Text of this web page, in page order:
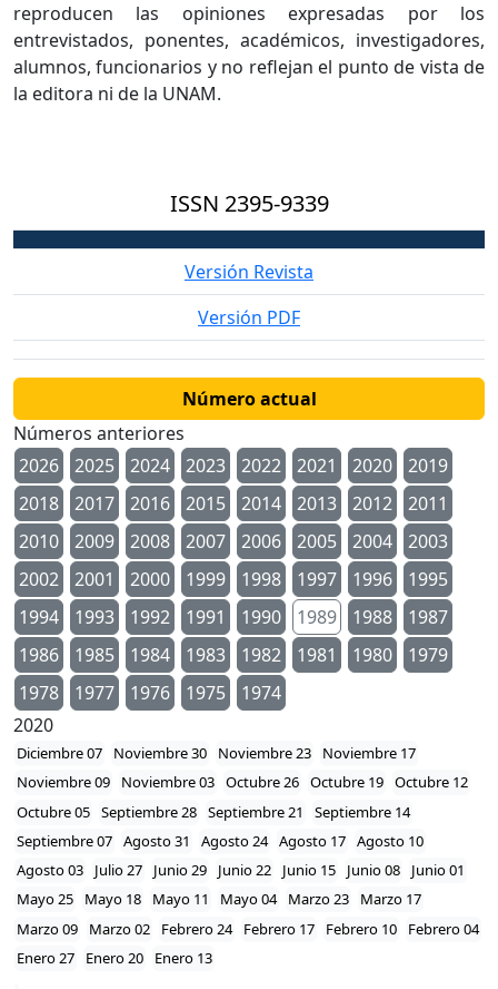
reproducen las opiniones expresadas por los
entrevistados, ponentes, académicos, investigadores,
alumnos, funcionarios y no reflejan el punto de vista de
la editora ni de la UNAM.
ISSN 2395-9339
Versión Revista
Versión PDF
Número actual
Números anteriores
2026
2025 2024 2023 2022 2021 2020
2019
2018
2017 2016 2015 2014 2013 2012
2011
2010
2009 2008 2007 2006 2005 2004
2003
2002
2001 2000 1999 1998 1997 1996
1995
1994
1993 1992 1991 1990 1989 1988
1987
1986
1985 1984 1983 1982 1981 1980
1979
1978
1977 1976 1975
1974
2020
Diciembre 07 Noviembre 30 Noviembre 23
Noviembre 17
Noviembre 09
Noviembre 03 Octubre 26 Octubre 19 Octubre 12
Octubre 05 Septiembre 28 Septiembre 21
Septiembre 14
Septiembre 07 Agosto 31 Agosto 24 Agosto 17 Agosto 10
Agosto 03
Julio 27 Junio 29 Junio 22 Junio 15 Junio 08
Junio 01
Mayo 25
Mayo 18 Mayo 11 Mayo 04 Marzo 23
Marzo 17
Marzo 09
Marzo 02 Febrero 24 Febrero 17 Febrero 10
Febrero 04
Enero 27
Enero 20 Enero 13